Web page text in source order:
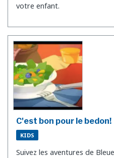
votre enfant.
C'est bon pour le bedon!
KIDS
Suivez les aventures de